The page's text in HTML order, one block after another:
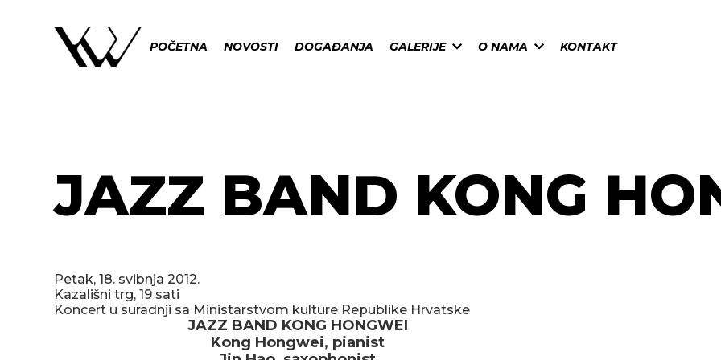
POČETNA NOVOSTI DOGAĐANJA GALERIJE O NAMA KONTAKT
JAZZ BAND KONG
Petak, 18. svibnja 2012.
Kazališni trg, 19 sati
Koncert u suradnji sa Ministarstvom kulture Republike Hrvatske
JAZZ BAND KONG HONGWEI
Kong Hongwei, pianist